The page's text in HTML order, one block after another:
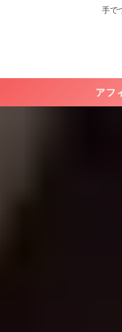
手で
アフ